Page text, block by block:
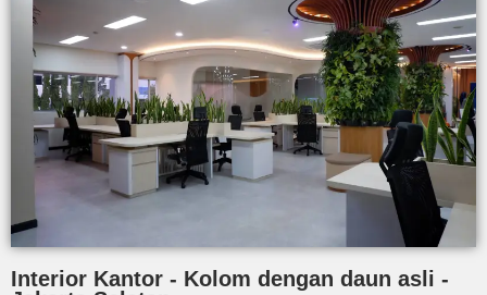
Interior Kantor - Kolom dengan daun asli -